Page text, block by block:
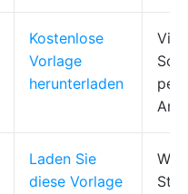
Kostenlose
Vorlage
herunterladen
Laden Sie
diese Vorlage